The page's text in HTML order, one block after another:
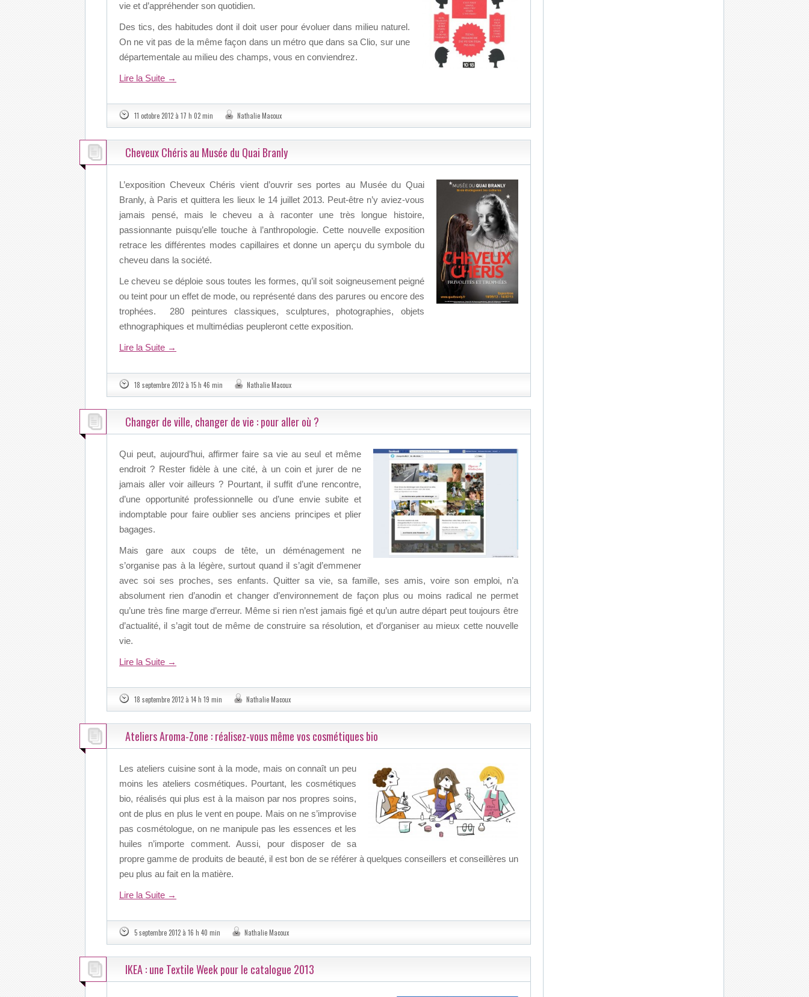
vie et d’appréhender son quotidien.
Des tics, des habitudes dont il doit user pour évoluer dans milieu naturel.
On ne vit pas de la même façon dans un métro que dans sa Clio, sur une
départementale au milieu des champs, vous en conviendrez.
Lire la Suite →
11 octobre 2012 à 17 h 02 min Nathalie Macoux
Cheveux Chéris au Musée du Quai Branly
L’exposition Cheveux Chéris vient d’ouvrir ses portes au Musée du Quai
Branly, à Paris et quittera les lieux le 14 juillet 2013. Peut-être n’y aviez-vous
jamais pensé, mais le cheveu a à raconter une très longue histoire,
passionnante puisqu’elle touche à l’anthropologie. Cette nouvelle exposition
retrace les différentes modes capillaires et donne un aperçu du symbole du
cheveu dans la société.
Le cheveu se déploie sous toutes les formes, qu’il soit soigneusement peigné
ou teint pour un effet de mode, ou représenté dans des parures ou encore des
trophées. 280 peintures classiques, sculptures, photographies, objets
ethnographiques et multimédias peupleront cette exposition.
Lire la Suite →
18 septembre 2012 à 15 h 46 min Nathalie Macoux
Changer de ville, changer de vie : pour aller où ?
Qui peut, aujourd’hui, affirmer faire sa vie au seul et même
endroit ? Rester fidèle à une cité, à un coin et jurer de ne
jamais aller voir ailleurs ? Pourtant, il suffit d’une rencontre,
d’une opportunité professionnelle ou d’une envie subite et
indomptable pour faire oublier ses anciens principes et plier
bagages.
Mais gare aux coups de tête, un déménagement ne
s’organise pas à la légère, surtout quand il s’agit d’emmener
avec soi ses proches, ses enfants. Quitter sa vie, sa famille, ses amis, voire son emploi, n’a
absolument rien d’anodin et changer d’environnement de façon plus ou moins radical ne permet
qu’une très fine marge d’erreur. Même si rien n’est jamais figé et qu’un autre départ peut toujours être
d’actualité, il s’agit tout de même de construire sa résolution, et d’organiser au mieux cette nouvelle
vie.
Lire la Suite →
18 septembre 2012 à 14 h 19 min Nathalie Macoux
Ateliers Aroma-Zone : réalisez-vous même vos cosmétiques bio
Les ateliers cuisine sont à la mode, mais on connaît un peu
moins les ateliers cosmétiques. Pourtant, les cosmétiques
bio, réalisés qui plus est à la maison par nos propres soins,
ont de plus en plus le vent en poupe. Mais on ne s’improvise
pas cosmétologue, on ne manipule pas les essences et les
huiles n’importe comment. Aussi, pour disposer de sa
propre gamme de produits de beauté, il est bon de se référer à quelques conseillers et conseillères un
peu plus au fait en la matière.
Lire la Suite →
5 septembre 2012 à 16 h 40 min Nathalie Macoux
IKEA : une Textile Week pour le catalogue 2013